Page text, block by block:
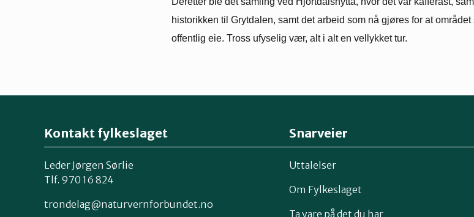
historikken til Grytdalen, samt det arbeid som nå gjøres for at
offentlig eie. Tross ufyselig vær, alt i alt en vellykket tur.
Kontakt fylkeslaget
Leder Jørgen Sørlie
Tlf. 970 16 824
trondelag@naturvernforbundet.no
Snarveier
Uttalelser
Om Fylkeslaget
Ta vare på det du har